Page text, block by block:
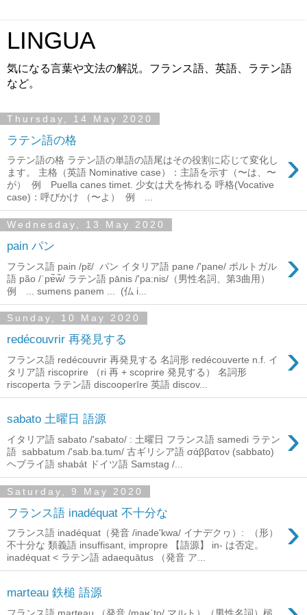
LINGUA
気になる言葉や文法の解説。フランス語、英語、ラテン語
など。
Thursday, 14 May 2020
ラテン語の格
›
ラテン語の格 ラテン語の単語の語尾はその役割に応じて変化し
ます。 主格（英語 Nominative case）：主語を示す（〜は、〜
が） 例 Puella canes timet. 少女は犬を怖れる 呼格(Vocative
case)：呼びかけ （〜よ） 例 ...
Wednesday, 13 May 2020
pain パン ›
フランス語 pain /pɛ̃/ パン イタリア語 pane /'pane/ ポルトガル
語 pão /ˈpɐ̃w̃/ ラテン語 pānis /'pa:nis/（男性名詞、第3曲用）
例 ... sumens panem ... (仏 i...
Sunday, 10 May 2020
redécouvrir 再発見する ›
フランス語 redécouvrir 再発見する 名詞形 redécouverte n.f. イ
タリア語 riscoprire （ri 再 + scoprire 発見する） 名詞形
riscoperta ラテン語 discooperīre 英語 discov...
sabato 土曜日 語源 ›
イタリア語 sabato /'sabato/ : 土曜日 フランス語 samedi ラテン
語 sabbatum /'sab.ba.tum/ 古ギリシア語 σάββατον (sabbato)
ヘブライ語 shabát ドイツ語 Samstag /...
Saturday, 9 May 2020
フランス語 inadéquat 不十分な ›
フランス語 inadéquat（発音 /inade'kwa/ イナデクヮ）: （形）
不十分な 類義語 insuffisant, impropre 【語源】 in- は否定。
inadéquat < ラテン語 adaequātus （発音 ア...
marteau 鉄槌 語源
フランス語 marteau （発音 /maʁˈto/ マルト）（男性名詞）槌